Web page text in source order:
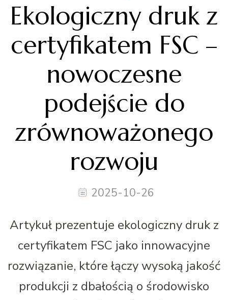
Ekologiczny druk z
certyfikatem FSC –
nowoczesne
podejście do
zrównoważonego
rozwoju
2025-10-26
Artykuł prezentuje ekologiczny druk z
certyfikatem FSC jako innowacyjne
rozwiązanie, które łączy wysoką jakość
produkcji z dbałością o środowisko